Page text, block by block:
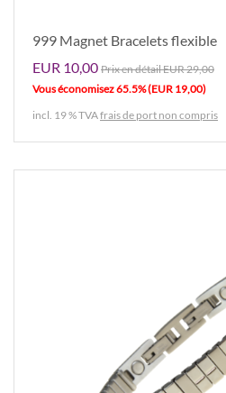
999 Magnet Bracelets flexible
EUR 10,00 Prix ​​en détail EUR 29,00
Vous économisez 65.5% (EUR 19,00)
incl. 19 % TVAfrais de port non compris